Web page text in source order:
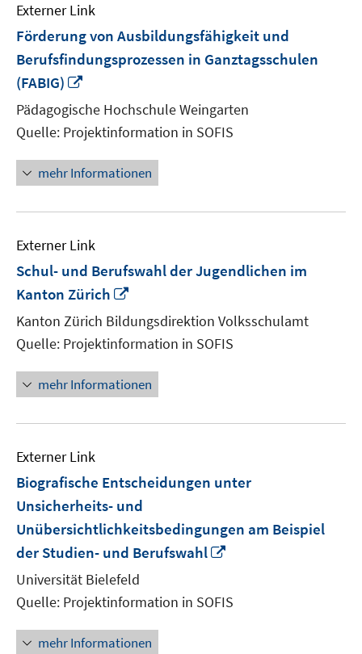
Externer Link
Förderung von Ausbildungsfähigkeit und
Berufsfindungsprozessen in Ganztagsschulen
(FABIG)
neuem
Fenster
öffnen
Pädagogische Hochschule Weingarten
Quelle: Projektinformation in SOFIS
mehr Informationen
Externer Link
Schul- und Berufswahl der Jugendlichen im
Kanton Zürich
neuem
Fenster
öffnen
Kanton Zürich Bildungsdirektion Volksschulamt
Quelle: Projektinformation in SOFIS
mehr Informationen
Externer Link
Biografische Entscheidungen unter
Unsicherheits- und
Unübersichtlichkeitsbedingungen am Beispiel
der Studien- und Berufswahl
öffnen
Universität Bielefeld
Quelle: Projektinformation in SOFIS
mehr Informationen